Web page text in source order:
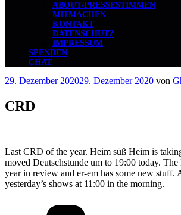
ABOUT/PRESSESTIMMEN
MITMACHEN
KONTAKT
DATENSCHUTZ
IMPRESSUM
SPENDEN
CHAT
Veröffentlicht
29. Dezember 202029. Dezember 2020 von
CRD
Last CRD of the year. Heim süß Heim is
moved Deutschstunde um to 19:00 today. The
year in review and er-em has some new stuff.
yesterday’s shows at 11:00 in the morning.